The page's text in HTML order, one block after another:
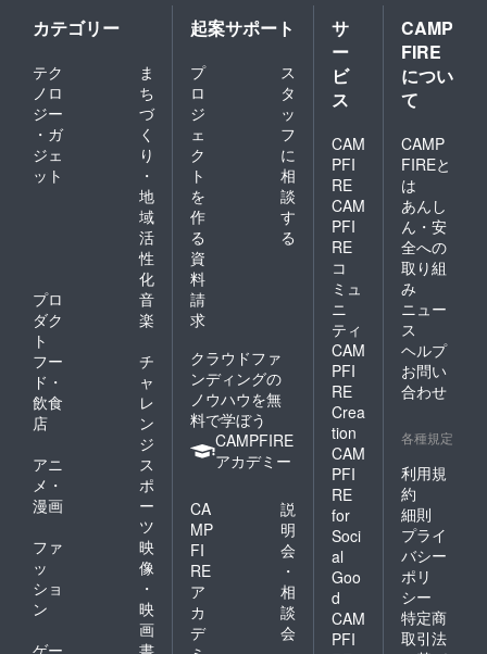
頂いた
場合、
天井プ
ラネタ
リウム
実施時
に、普
車１台
を駐車
できる
場所の
確保
と、そ
の場所
のご連
絡をお
願いい
たしま
す。
バー付
◆備考
欄への
記載事
項 ・
番組エ
に掲載
した
い、希
望する
お名前
カテゴリー
テク
ノロ
ジー
・ガ
ジェ
ット
ま
ち
づ
く
り
・
地
域
活
性
化
プロ
ダク
ト
音
楽
フー
ド・
飲食
店
チ
ャ
レ
ン
ジ
アニ
メ・
漫画
ス
ポ
ー
ツ
ファ
ッ
ショ
ン
映
像
・
映
画
起案サポート
プ
ロ
ジ
ェ
ク
ト
を
作
る
ス
タ
ッ
フ
に
相
談
す
る
資
料
請
求
クラウドファ
ンディングの
ノウハウを無
料で学ぼう
CAMPFIRE
アカデミー
CA
MP
FI
RE
ア
カ
デ
説
明
会
・
相
談
会
サ
ー
ビ
ス
CAM
PFI
RE
CAM
PFI
RE
コ
ミュ
ニ
ティ
CAM
PFI
RE
Crea
tion
CAM
PFI
RE
for
Soci
al
Goo
d
CAM
PFI
CAMP
FIRE
につい
て
CAMP
FIREと
は
あんし
ん・安
全への
取り組
み
ニュー
ス
ヘルプ
お問い
合わせ
各種規定
利用規
約
細則
プライ
バシー
ポリ
シー
特定商
取引法